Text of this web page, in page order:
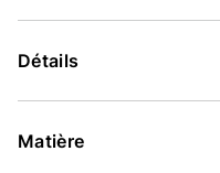
Détails
Matière